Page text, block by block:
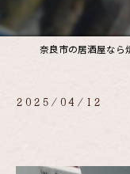
2025/04/12